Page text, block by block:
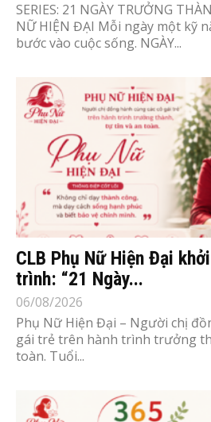
SERIES: 21 NGÀY TRƯỞNG
NỮ HIỆN ĐẠI Mỗi ngày một kỹ
bước vào cuộc sống. NGÀY...
CLB Phụ Nữ Hiện Đại
trình: “21 Ngày...
06/08/2026
Phụ Nữ Hiện Đại – Người chị
gái trẻ trên hành trình trưởng
toàn. Tuổi...